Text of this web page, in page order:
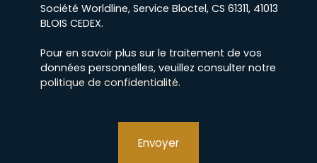
Société Worldline, Service Bloctel, CS 61311, 41013
BLOIS CEDEX.
Pour en savoir plus sur le traitement de vos
données personnelles, veuillez consulter notre
politique de confidentialité.
Envoyer